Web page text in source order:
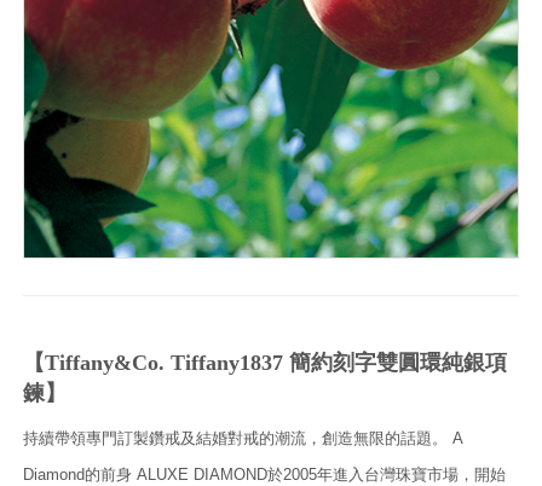
【Tiffany&Co. Tiffany1837 簡約刻字雙圓環純銀項
鍊】
持續帶領專門訂製鑽戒及結婚對戒的潮流，創造無限的話題。 A
Diamond的前身 ALUXE DIAMOND於2005年進入台灣珠寶市場，開始